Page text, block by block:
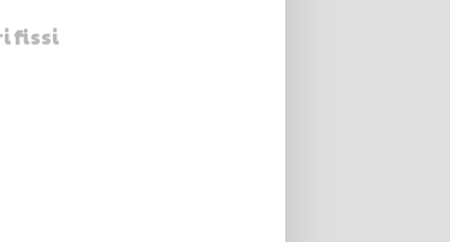
fissi